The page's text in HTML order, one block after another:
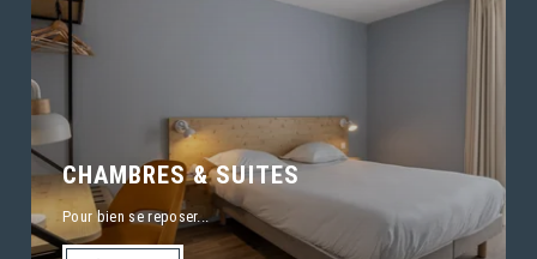
CHAMBRES & SUITES
Pour bien se reposer...